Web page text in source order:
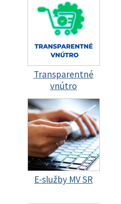
Transparentné
vnútro
E-služby MV SR